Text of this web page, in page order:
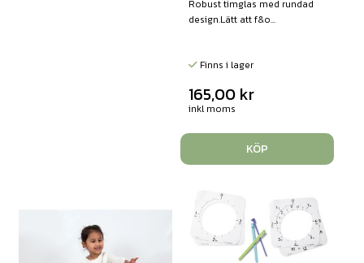
Robust timglas med rundad
design.Lätt att f&o...
Finns i lager
165,00 kr
inkl moms
KÖP